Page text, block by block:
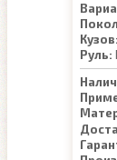
Кузов:
Руль: